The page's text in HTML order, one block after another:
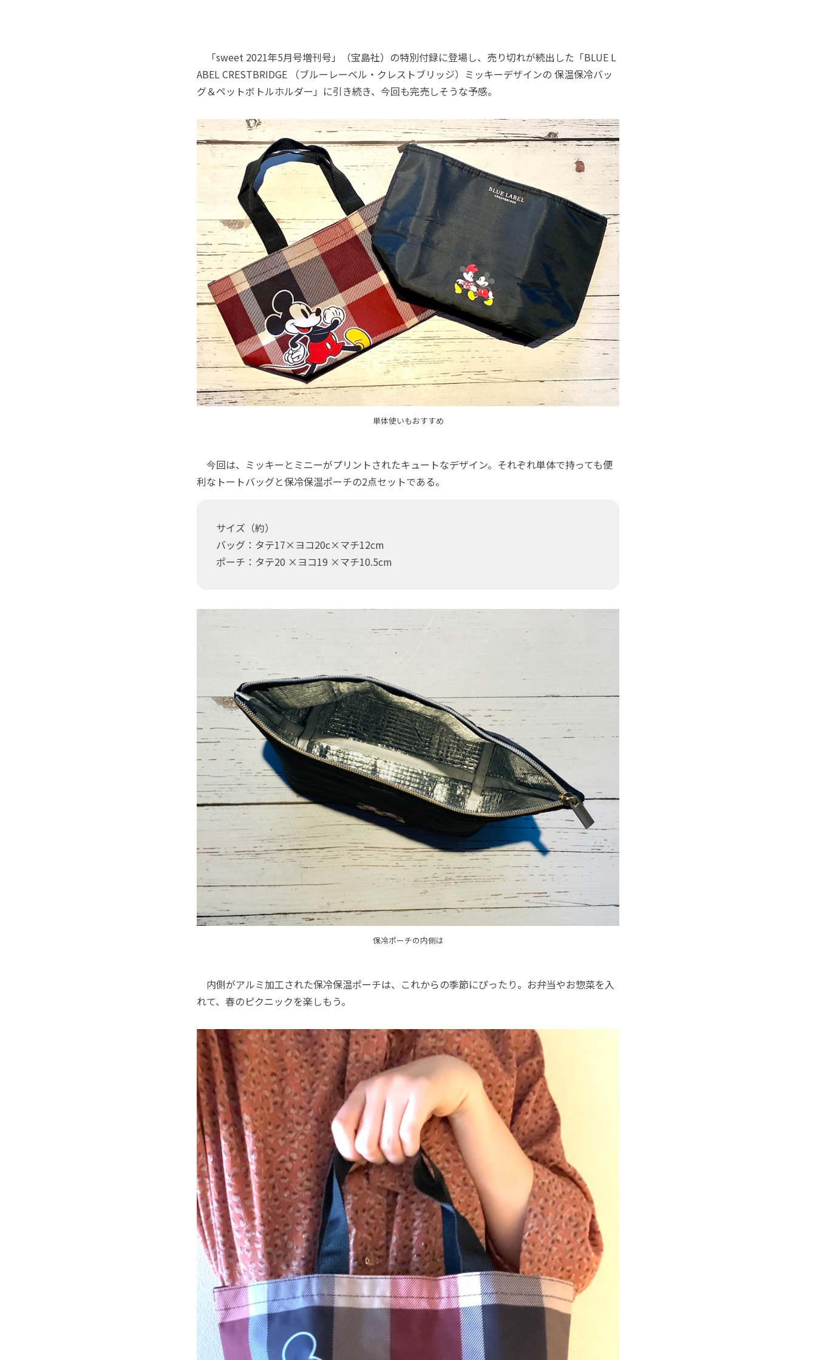
「sweet 2021年5月号増刊号」（宝島社）の特別付録に登場し、売り切れが続出した「BLUE L
ABEL CRESTBRIDGE （ブルーレーベル・クレストブリッジ）ミッキーデザインの 保温保冷バッ
グ＆ペットボトルホルダー」に引き続き、今回も完売しそうな予感。
単体使いもおすすめ
今回は、ミッキーとミニーがプリントされたキュートなデザイン。それぞれ単体で持っても便
利なトートバッグと保冷保温ポーチの2点セットである。
サイズ（約）
バッグ：タテ17×ヨコ20c×マチ12cm
ポーチ：タテ20 ×ヨコ19 ×マチ10.5cm
保冷ポーチの内側は
内側がアルミ加工された保冷保温ポーチは、これからの季節にぴったり。お弁当やお惣菜を入
れて、春のピクニックを楽しもう。